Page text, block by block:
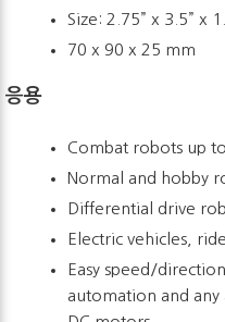
Size: 2.75” x 3.5” x
70 x 90 x 25 mm
응용
Combat robots up
Normal and hobby
Differential drive
Electric vehicles,
Easy speed/
automation and any